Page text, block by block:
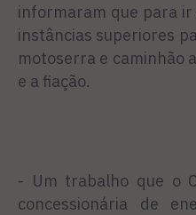
informaram que para
instâncias superiores
motoserra e caminhão
e a fiação.
- Um trabalho que o
concessionária de